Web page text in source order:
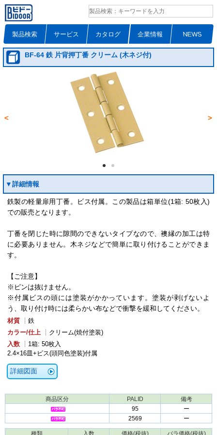
製品検索 サービス カタログ 企業情報 NEWS
BF-64 鉄 片背押丁番 クリーム (木ネジ付)
< >
▼詳細情報
鉄製の軽量扉用丁番。ビス付属。この製品は箱単位(1箱: 50枚入)
での販売となります。
丁番を閉じた時に隙間のできないタイプなので、襖縁の加工は特
に必要ありません。木ネジなどで簡単に取り付けることができま
す。
【ご注意】
※ピンは抜けません。
※付属ビスの頭には塗装がかかっています。塗装が剥げないよ
う、取り付け時には柔らかい布などで衝撃を緩和してください。
材質
┊鉄
カラー/仕上
┊クリーム(焼付塗装)
入数
┊1箱: 50枚入
2.4×16皿+ビス(頭同色塗装)付属
詳細図面
商品区分 PALID
備考
95
ー
2569
ー
種類 入数 価格(税抜) バラ価格(税抜)